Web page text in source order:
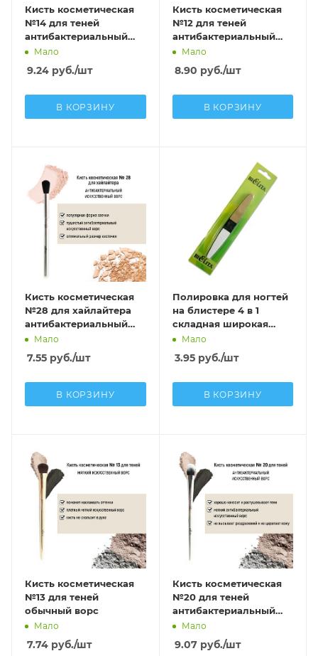
Кисть косметическая
№14 для теней
антибактериальный
ворс
Мало
9.24 руб./шт
В КОРЗИНУ
Кисть косметическая
№12 для теней
антибактериальный
ворс
Мало
8.90 руб./шт
В КОРЗИНУ
Кисть косметическая
№28 для хайлайтера
антибактериальный
ворс
Мало
7.55 руб./шт
В КОРЗИНУ
Полировка для ногтей
на блистере 4 в 1
складная широкая
разноцветная
Мало
3.95руб./шт
В КОРЗИНУ
Кисть косметическая
№13 для теней
обычный ворс
Мало
7.74 руб./шт
Кисть косметическая
№20 для теней
антибактериальный
ворс
Мало
9.07руб./шт